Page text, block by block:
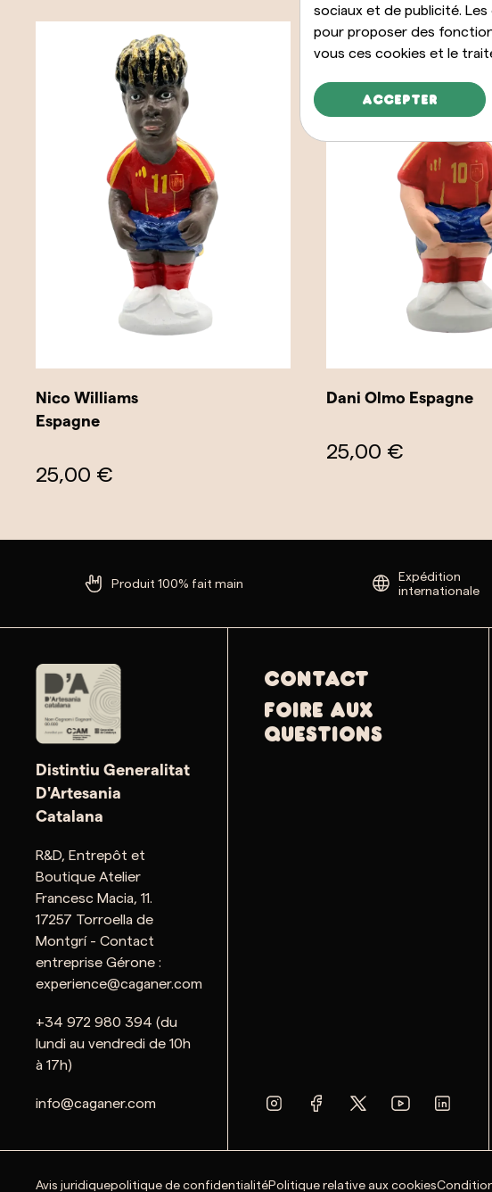
Nico Williams
Espagne
25,00 €
Dani Olmo Espagne
25,00 €
Produit 100% fait main
Expédition
internationale
Distintiu Generalitat
D'Artesania
Catalana
R&D, Entrepôt et
Boutique Atelier
Francesc Macia, 11.
17257 Torroella de
Montgrí - Contact
entreprise Gérone :
experience@caganer.com
+34 972 980 394 (du
lundi au vendredi de 10h
à 17h)
info@caganer.com
Contact
Foire aux
questions
Avis juridiquepolitique de confidentialitéPolitique relative aux cookies
sociaux et de publicité.
pour proposer des
vous ces cookies et le
Accepter